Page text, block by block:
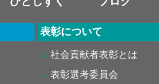
表彰について
社会貢献者表彰とは
表彰選考委員会